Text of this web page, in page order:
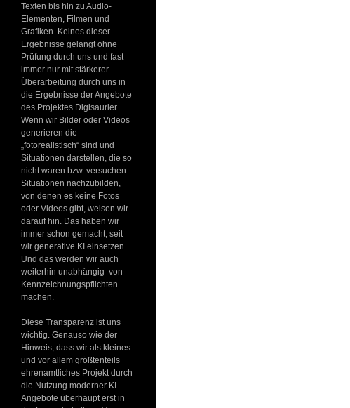
Texten bis hin zu Audio-
Elementen, Filmen und
Grafiken. Keines dieser
Ergebnisse gelangt ohne
Prüfung durch uns und fast
immer nur mit stärkerer
Überarbeitung durch uns in
die Ergebnisse der Angebote
des Projektes Digisaurier.
Wenn wir Bilder oder Videos
generieren die
„fotorealistisch“ sind und
Situationen darstellen, die so
nicht waren bzw. versuchen
Situationen nachzubilden,
von denen es keine Fotos
oder Videos gibt, weisen wir
darauf hin. Das haben wir
immer schon gemacht, seit
wir generative KI einsetzen.
Und das werden wir auch
weiterhin unabhängig von
Kennzeichnungspflichten
machen.
Diese Transparenz ist uns
wichtig. Genauso wie der
Hinweis, dass wir als kleines
und vor allem größtenteils
ehrenamtliches Projekt durch
die Nutzung moderner KI
Angebote überhaupt erst in